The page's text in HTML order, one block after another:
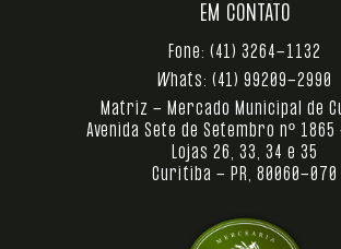
EM CONTATO
Fone: (41) 3264-1132
Whats: (41) 99209-2990
Matriz - Mercado Municipal de
Avenida Sete de Setembro nº
Lojas 26, 33, 34 e 35
Curitiba - PR, 80060-070